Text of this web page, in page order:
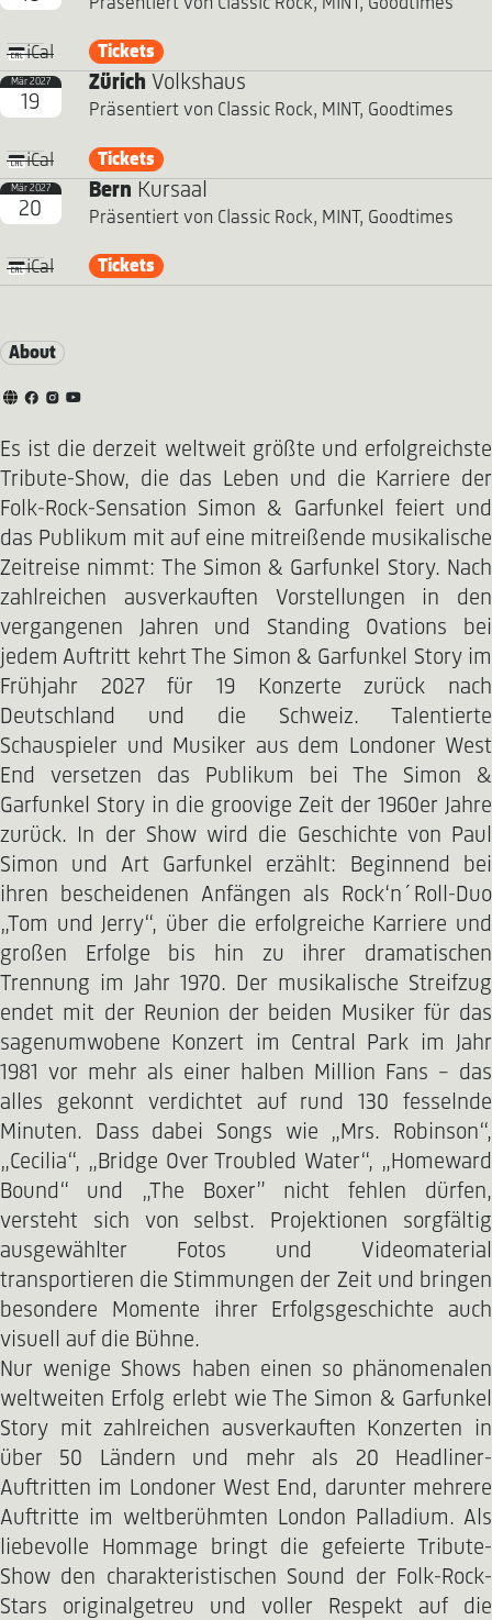
iCal Tickets
Mär 2027
19
iCal
Zürich Volkshaus
Präsentiert von Classic Rock, MINT, Goodtimes
Tickets
Mär 2027
20
iCal
Bern Kursaal
Präsentiert von Classic Rock, MINT, Goodtimes
Tickets
About
Es ist die derzeit weltweit größte und erfolgreichste
Tribute-Show, die das Leben und die Karriere der
Folk-Rock-Sensation Simon & Garfunkel feiert und
das Publikum mit auf eine mitreißende musikalische
Zeitreise nimmt: The Simon & Garfunkel Story. Nach
zahlreichen ausverkauften Vorstellungen in den
vergangenen Jahren und Standing Ovations bei
jedem Auftritt kehrt The Simon & Garfunkel Story im
Frühjahr 2027 für 19 Konzerte zurück nach
Deutschland und die Schweiz. Talentierte
Schauspieler und Musiker aus dem Londoner West
End versetzen das Publikum bei The Simon &
Garfunkel Story in die groovige Zeit der 1960er Jahre
zurück. In der Show wird die Geschichte von Paul
Simon und Art Garfunkel erzählt: Beginnend bei
ihren bescheidenen Anfängen als Rock‘n´Roll-Duo
„Tom und Jerry“, über die erfolgreiche Karriere und
großen Erfolge bis hin zu ihrer dramatischen
Trennung im Jahr 1970. Der musikalische Streifzug
endet mit der Reunion der beiden Musiker für das
sagenumwobene Konzert im Central Park im Jahr
1981 vor mehr als einer halben Million Fans – das
alles gekonnt verdichtet auf rund 130 fesselnde
Minuten. Dass dabei Songs wie „Mrs. Robinson“,
„Cecilia“, „Bridge Over Troubled Water“, „Homeward
Bound“ und „The Boxer” nicht fehlen dürfen,
versteht sich von selbst. Projektionen sorgfältig
ausgewählter Fotos und Videomaterial
transportieren die Stimmungen der Zeit und bringen
besondere Momente ihrer Erfolgsgeschichte auch
visuell auf die Bühne.
Nur wenige Shows haben einen so phänomenalen
weltweiten Erfolg erlebt wie The Simon & Garfunkel
Story mit zahlreichen ausverkauften Konzerten in
über 50 Ländern und mehr als 20 Headliner-
Auftritten im Londoner West End, darunter mehrere
Auftritte im weltberühmten London Palladium. Als
liebevolle Hommage bringt die gefeierte Tribute-
Show den charakteristischen Sound der Folk-Rock-
Stars originalgetreu und voller Respekt auf die